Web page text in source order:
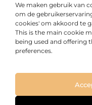
We maken gebruik van
om de
cookies' om akkoord te
This is the main cookie
being used and offering
preferences.
Onze informatie
Website index